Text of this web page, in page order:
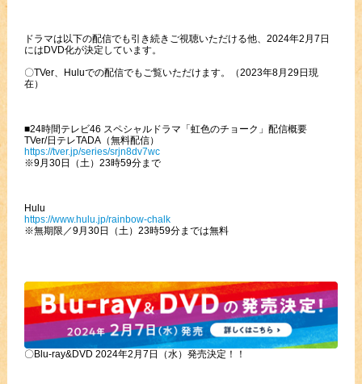
ドラマは以下の配信でも引き続きご視聴いただける他、2024年2月7日
にはDVD化が決定しています。
〇TVer、Huluでの配信でもご覧いただけます。（2023年8月29日現
在）
■24時間テレビ46 スペシャルドラマ「虹色のチョーク」配信概要
TVer/日テレTADA（無料配信）
https://tver.jp/series/srjn8dv7wc
※9月30日（土）23時59分まで
Hulu
https://www.hulu.jp/rainbow-chalk
※無期限／9月30日（土）23時59分までは無料
〇Blu-ray&DVD 2024年2月7日（水）発売決定！！